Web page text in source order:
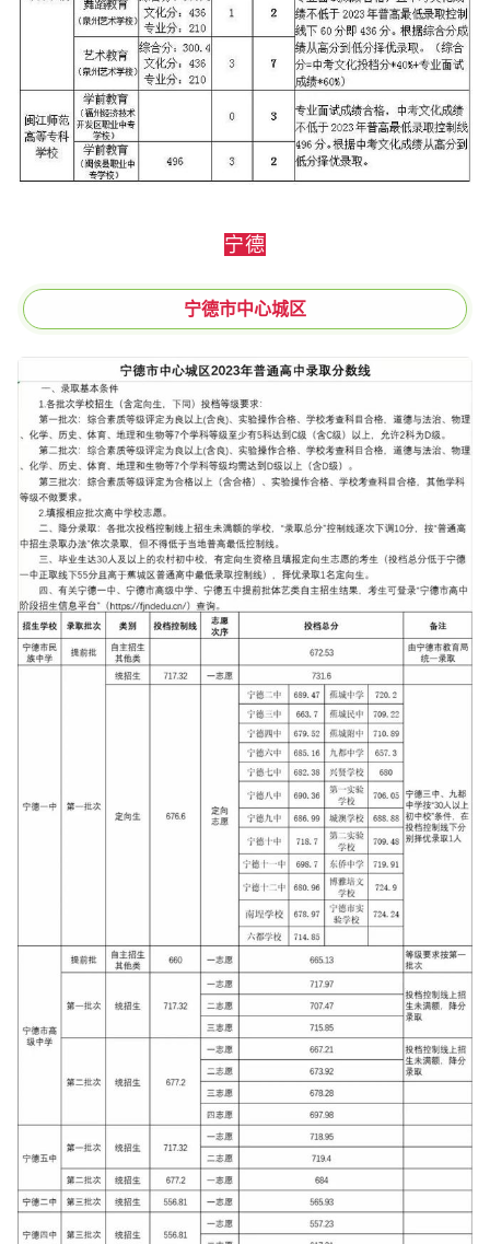
宁德
宁德市中心城区